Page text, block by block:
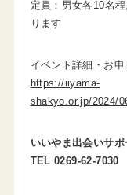
定員：男女各10名
ります
イベント詳細・お
https://iiyama-
shakyo.or.jp/2024/
いいやま出会いサ
TEL 0269-62-7030